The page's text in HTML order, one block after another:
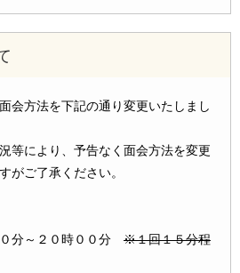
会方法を下記の通り変更いたしまし
等により、予告なく面会方法を変更
がご了承ください。
分～２０時００分 ※１回１５分程